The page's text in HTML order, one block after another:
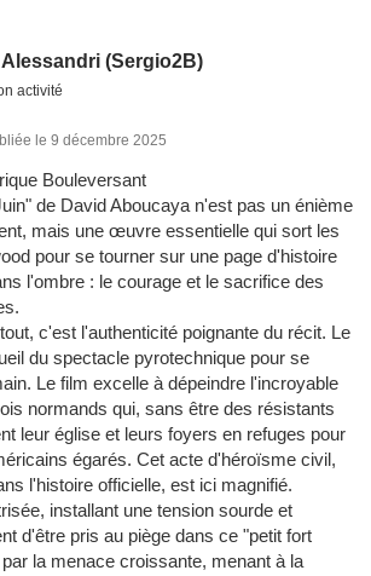
(Sergio2B)
activité
le 9 décembre 2025
Bouleversant
de David Aboucaya n'est pas un énième
mais une œuvre essentielle qui sort les
pour se tourner sur une page d'histoire
l'ombre : le courage et le sacrifice des
c'est l'authenticité poignante du récit. Le
du spectacle pyrotechnique pour se
Le film excelle à dépeindre l'incroyable
normands qui, sans être des résistants
leur église et leurs foyers en refuges pour
égarés. Cet acte d'héroïsme civil,
l'histoire officielle, est ici magnifié.
installant une tension sourde et
d'être pris au piège dans ce "petit fort
la menace croissante, menant à la